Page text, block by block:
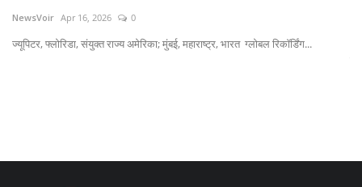
NewsVoir Apr 16, 2026 0
ज्यूपिटर, फ्लोरिडा, संयुक्त राज्य अमेरिका; मुंबई, महाराष्ट्र, भारत ग्लोबल रिकॉर्डिंग...